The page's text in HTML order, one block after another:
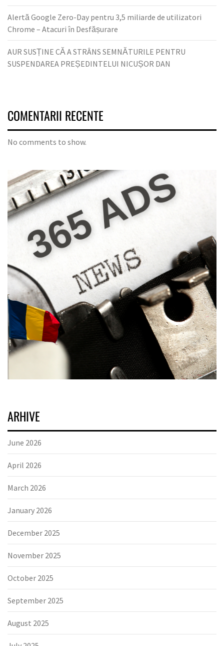
Alertă Google Zero-Day pentru 3,5 miliarde de utilizatori
Chrome – Atacuri în Desfășurare
AUR SUSȚINE CĂ A STRÂNS SEMNĂTURILE PENTRU
SUSPENDAREA PREȘEDINTELUI NICUȘOR DAN
COMENTARII RECENTE
No comments to show.
ARHIVE
June 2026
April 2026
March 2026
January 2026
December 2025
November 2025
October 2025
September 2025
August 2025